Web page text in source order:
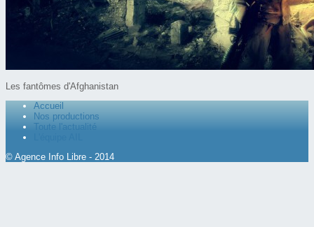
Les fantômes d'Afghanistan
Accueil
Nos productions
Toute l'actualité
© Agence Info Libre - 2014